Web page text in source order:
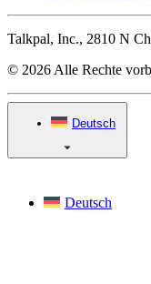
Talkpal, Inc., 2810 N
© 2026 Alle Rechte
Deutsch
Deutsch